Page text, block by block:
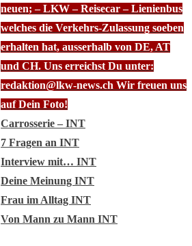
neuen; – LKW – Reisecar – Lienienbus
welches die Verkehrs-Zulassung soeben
erhalten hat, ausserhalb von DE, AT
und CH. Uns erreichst Du unter:
redaktion@lkw-news.ch Wir freuen uns
auf Dein Foto!
Carrosserie – INT
7 Fragen an INT
Interview mit… INT
Deine Meinung INT
Frau im Alltag INT
Von Mann zu Mann INT